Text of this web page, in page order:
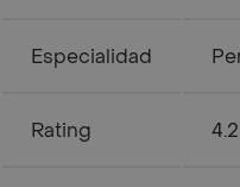
Especialidad
Rating 4.2